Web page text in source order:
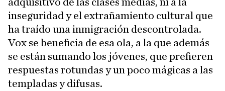
inseguridad y el extrañamiento cultural que
ha traído una inmigración descontrolada.
Vox se beneficia de esa ola, a la que además
se están sumando los jóvenes, que prefieren
respuestas rotundas y un poco mágicas a las
templadas y difusas.